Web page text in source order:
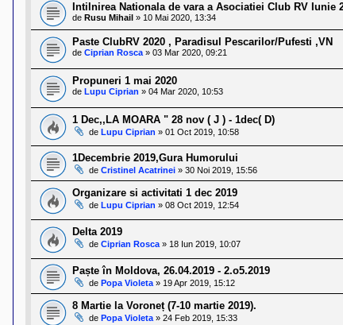
Intilnirea Nationala de vara a Asociatiei Club RV Iunie
de Rusu Mihail » 10 Mai 2020, 13:34
Paste ClubRV 2020 , Paradisul Pescarilor/Pufesti ,VN
de Ciprian Rosca » 03 Mar 2020, 09:21
Propuneri 1 mai 2020
de Lupu Ciprian » 04 Mar 2020, 10:53
1 Dec,,LA MOARA " 28 nov ( J ) - 1dec( D)
de Lupu Ciprian » 01 Oct 2019, 10:58
1Decembrie 2019,Gura Humorului
de Cristinel Acatrinei » 30 Noi 2019, 15:56
Organizare si activitati 1 dec 2019
de Lupu Ciprian » 08 Oct 2019, 12:54
Delta 2019
de Ciprian Rosca » 18 Iun 2019, 10:07
Paște în Moldova, 26.04.2019 - 2.o5.2019
de Popa Violeta » 19 Apr 2019, 15:12
8 Martie la Voroneț (7-10 martie 2019).
de Popa Violeta » 24 Feb 2019, 15:33